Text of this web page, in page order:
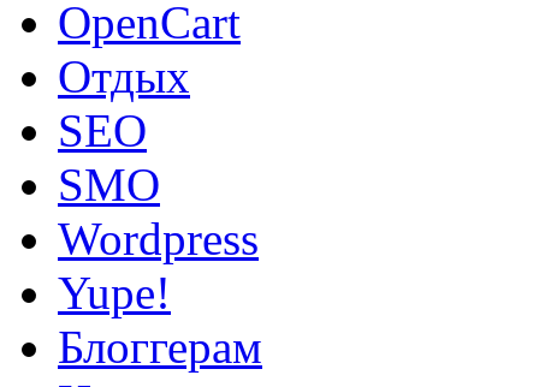
OpenCart
Oтдых
SEO
SMO
Wordpress
Yupe!
Блоггерам